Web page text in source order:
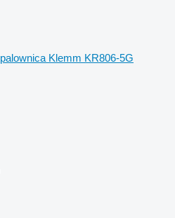
palownica Klemm KR806-5G